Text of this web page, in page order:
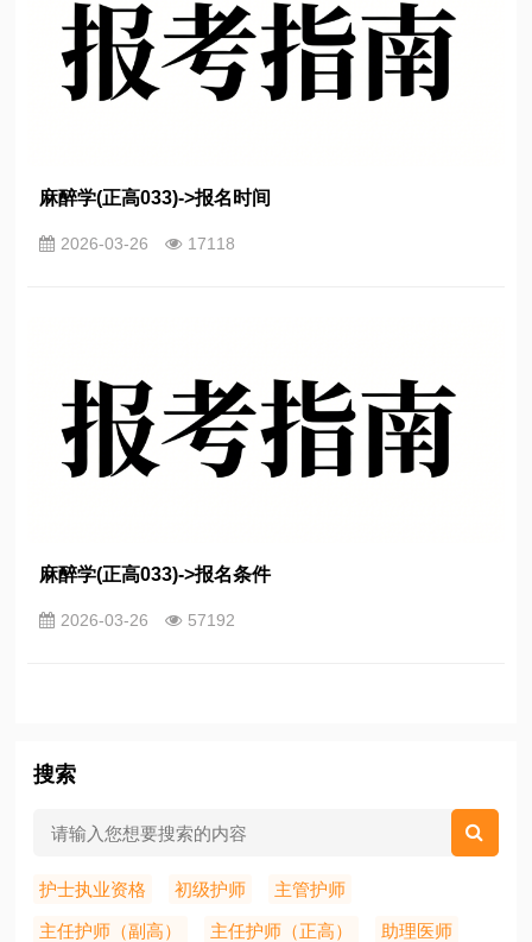
麻醉学(正高033)->报名时间
2026-03-26 17118
麻醉学(正高033)->报名条件
2026-03-26 57192
搜索
护士执业资格 初级护师 主管护师
主任护师（副高） 主任护师（正高） 助理医师